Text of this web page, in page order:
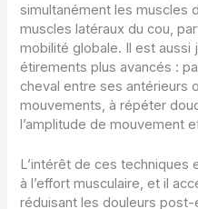
simultanément les muscles
muscles latéraux du cou,
mobilité globale. Il est aussi
étirements plus avancés :
cheval entre ses antérieurs
mouvements, à répéter
l’amplitude de mouvement
L’intérêt de ces techniques
à l’effort musculaire, et il
réduisant les douleurs post-